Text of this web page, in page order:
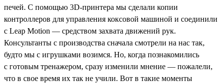
печей. С помощью 3D-принтера мы сделали копии
контроллеров для управления коксовой машиной и соединили
с Leap Motion — средством захвата движений рук.
Консультанты с производства сначала смотрели на нас так,
будто мы с игрушками возимся. Но, когда познакомились
с готовым тренажером, сразу изменили мнение — пожалели,
что в свое время их так не учили. Вот в такие моменты